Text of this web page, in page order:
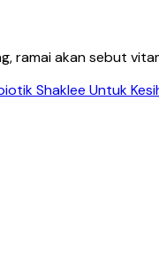
ramai akan sebut